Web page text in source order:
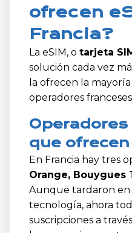
ofrecen
Francia?
La eSIM, o tarjeta
solución cada vez
la ofrecen la
operadores
que ofrecen
En Francia hay tres
Orange, Bouygues
Aunque tardaron en
tecnología, ahora
suscripciones a